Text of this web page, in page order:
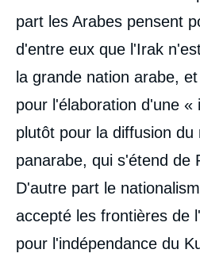
part les Arabes pensent
d'entre eux que l'Irak
la grande nation arabe,
pour l'élaboration d'une «
plutôt pour la diffusion du
panarabe, qui s'étend de
D'autre part le
accepté les frontières de
pour l'indépendance du